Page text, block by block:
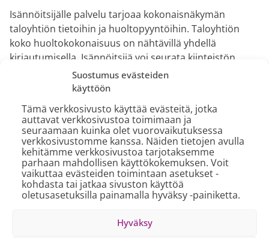
Suostumus evästeiden
käyttöön
Tämä verkkosivusto käyttää evästeitä, jotka
auttavat verkkosivustoa toimimaan ja
seuraamaan kuinka olet vuorovaikutuksessa
verkkosivustomme kanssa. Näiden tietojen avulla
kehitämme verkkosivustoa tarjotaksemme
parhaan mahdollisen käyttökokemuksen. Voit
vaikuttaa evästeiden toimintaan asetukset -
kohdasta tai jatkaa sivuston käyttöä
oletusasetuksilla painamalla hyväksy -painiketta.
Hyväksy
Isännöitsijälle palvelu tarjoaa kokonaisnäkymän
taloyhtiön tietoihin ja huoltopyyntöihin. Taloyhtiön
koko huoltokokonaisuus on nähtävillä yhdellä
kirjautumisella. Isännöitsijä voi seurata kiinteistön
kulutuslukemia ja huoltopyyntöjä sekä hallinnoida
asiakirjoja digitaalisesti yhdessä hallituksen kanssa.
Asukkaat pääsevät lukemaan taloyhtiötä ja asumista
koskevia ajankohtaisia tiedotteita sekä seuraamaan
omien huoltopyyntöjen etenemistä.
– Olemme kehittäneet palvelua yhdessä
asiakkaidemme kanssa jo pitkään ja olemme iloisia,
kun voimme vihdoin kertoa tästä laajemmin ja tarjota
kaikille mahdollisuuden tulla mukaan. Palvelu kehittyy
jatkuvasti, ja tämä on vasta alkua, tietohallintojohtaja
PHM Groupista kertoo.